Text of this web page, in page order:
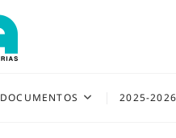
DOCUMENTOS 2025-2026